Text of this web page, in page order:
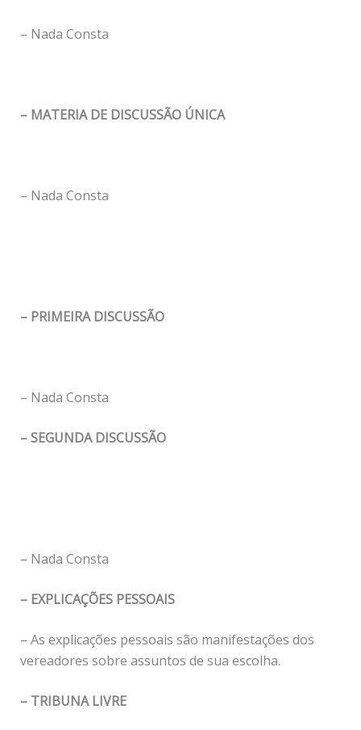
– Nada Consta
– MATERIA DE DISCUSSÃO ÚNICA
– Nada Consta
– PRIMEIRA DISCUSSÃO
– Nada Consta
– SEGUNDA DISCUSSÃO
– Nada Consta
– EXPLICAÇÕES PESSOAIS
– As explicações pessoais são manifestações dos
vereadores sobre assuntos de sua escolha.
– TRIBUNA LIVRE